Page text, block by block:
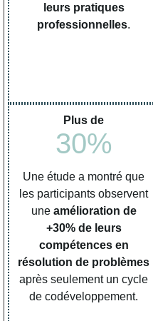
leurs pratiques
professionnelles.
Plus de
30%
Une étude a montré que
les participants observent
une amélioration de
+30% de leurs
compétences en
résolution de problèmes
après seulement un cycle
de codéveloppement.